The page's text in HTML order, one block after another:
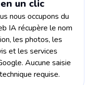
un clic
nous occupons du
IA récupère le nom
les photos, les
et les services
Aucune saisie
requise.